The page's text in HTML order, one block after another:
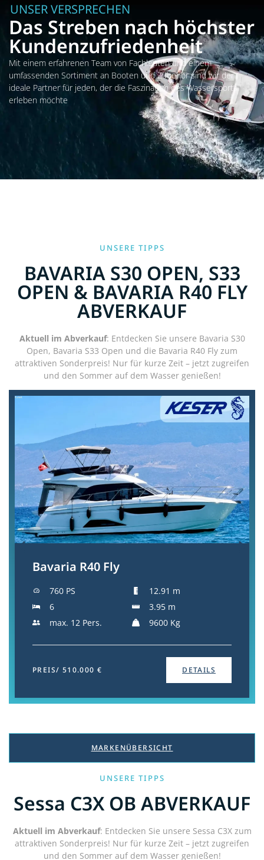
UNSER VERSPRECHEN
Das Streben nach höchster
Kundenzufriedenheit
Mit einem erfahrenen Team von Fachleuten und einem
umfassenden Sortiment an Booten und Zubehör sind wir der
ideale Partner für jeden, der die Faszination des Wassersports
erleben möchte
UNSERE TIPPS
BAVARIA S30 OPEN, S33
OPEN & BAVARIA R40 FLY
ABVERKAUF
Aktuell im Abverkauf: Entdecken Sie unsere Bavaria S30
Open, Bavaria S33 Open und die Bavaria R40 Fly zum
attraktiven Sonderpreis! Nur für kurze Zeit – jetzt zugreifen
und den Sommer auf dem Wasser genießen!
Bavaria R40 Fly
760 PS
6
max. 12 Pers.
12.91 m
3.95 m
9600 Kg
PREIS/ 510.000 € DETAILS
MARKENÜBERSICHT
UNSERE TIPPS
Sessa C3X OB ABVERKAUF
Aktuell im Abverkauf: Entdecken Sie unsere Sessa C3X zum
attraktiven Sonderpreis! Nur für kurze Zeit – jetzt zugreifen
und den Sommer auf dem Wasser genießen!